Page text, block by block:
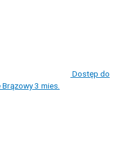
Dostęp do
3 mies.